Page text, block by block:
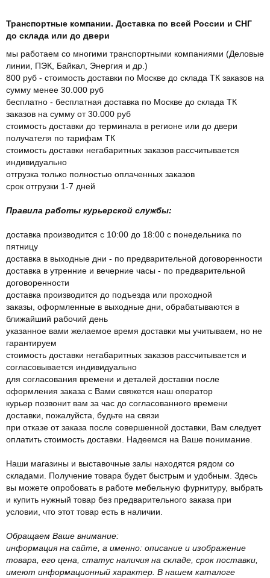
Транспортные компании. Доставка по всей России и СНГ
до склада или до двери
мы работаем со многими транспортными компаниями (Деловые
линии, ПЭК, Байкал, Энергия и др.)
800 руб - стоимость доставки по Москве до склада ТК заказов на
сумму менее 30.000 руб
бесплатно - бесплатная доставка по Москве до склада ТК
заказов на сумму от 30.000 руб
стоимость доставки до терминала в регионе или до двери
получателя по тарифам ТК
стоимость доставки негабаритных заказов рассчитывается
индивидуально
отгрузка только полностью оплаченных заказов
срок отгрузки 1-7 дней
Правила работы курьерской службы:
доставка производится с 10:00 до 18:00 с понедельника по
пятницу
доставка в выходные дни - по предварительной договоренности
доставка в утренние и вечерние часы - по предварительной
договоренности
доставка производится до подъезда или проходной
заказы, оформленные в выходные дни, обрабатываются в
ближайший рабочий день
указанное вами желаемое время доставки мы учитываем, но не
гарантируем
стоимость доставки негабаритных заказов рассчитывается и
согласовывается индивидуально
для согласования времени и деталей доставки после
оформления заказа с Вами свяжется наш оператор
курьер позвонит вам за час до согласованного времени
доставки, пожалуйста, будьте на связи
при отказе от заказа после совершенной доставки, Вам следует
оплатить стоимость доставки. Надеемся на Ваше понимание.
Наши магазины и выставочные залы находятся рядом со
складами. Получение товара будет быстрым и удобным. Здесь
вы можете опробовать в работе мебельную фурнитуру, выбрать
и купить нужный товар без предварительного заказа при
условии, что этот товар есть в наличии.
Обращаем Ваше внимание:
информация на сайте, а именно: описание и изображение
товара, его цена, статус наличия на складе, срок поставки,
имеют информационный характер. В нашем каталоге